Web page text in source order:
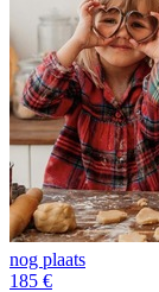
nog plaats
185 €